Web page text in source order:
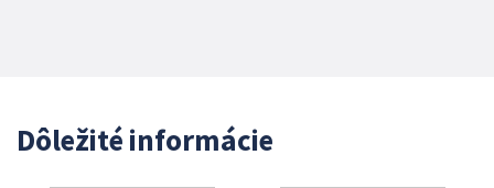
Dôležité informácie